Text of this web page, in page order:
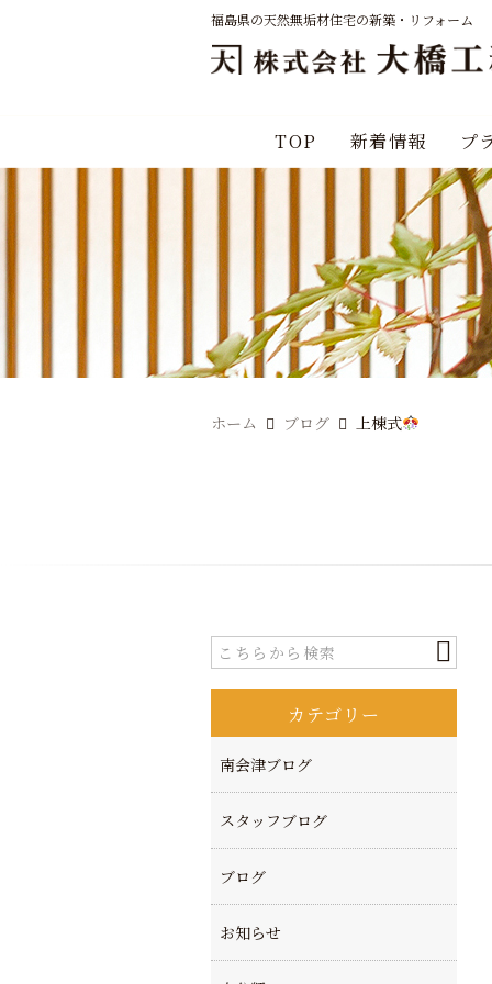
福島県の天然無垢材住宅の新築・リフォーム
TOP 新着情報 プ
ホーム ブログ 上棟式
カテゴリー
南会津ブログ
スタッフブログ
ブログ
お知らせ